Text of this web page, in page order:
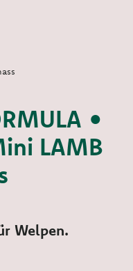
•
LAMB
Welpen.